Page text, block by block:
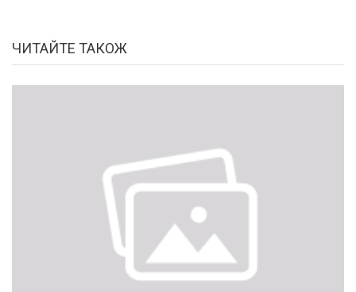
ЧИТАЙТЕ ТАКОЖ